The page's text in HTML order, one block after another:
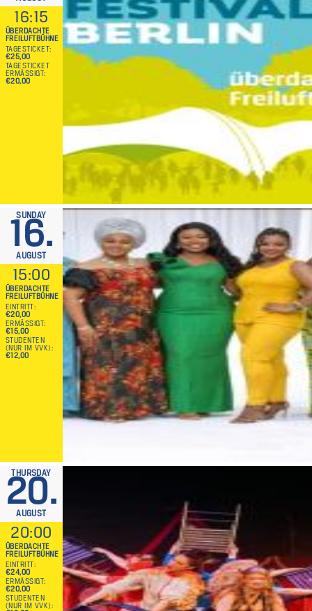
16:15
ÜBERDACHTE
FREILUFTBÜHNE
TAGESTICKET
€25,00
TAGESTICKET
ERMÄSSIGT
€20,00
SUNDAY
16.
AUGUST
15:00
ÜBERDACHTE
FREILUFTBÜHNE
EINTRITT
€20,00
ERMÄSSIGT
€15,00
STUDENTEN
(NUR IM VVK)
€12,00
THURSDAY
20.
AUGUST
20:00
ÜBERDACHTE
FREILUFTBÜHNE
EINTRITT
€24,00
ERMÄSSIGT
€20,00
STUDENTEN
(NUR IM VVK)